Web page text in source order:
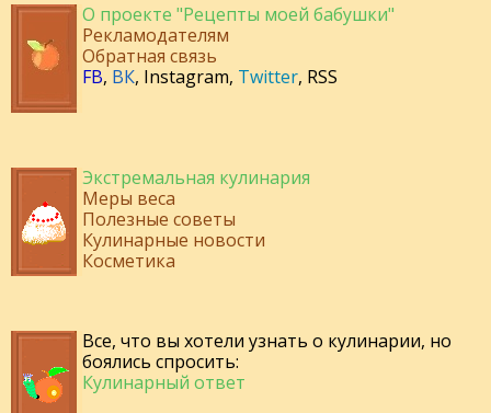
О проекте "Рецепты моей бабушки"
Рекламодателям
Обратная связь
FB, ВК, Instagram, Twitter, RSS
Экстремальная кулинария
Меры веса
Полезные советы
Кулинарные новости
Косметика
Все, что вы хотели узнать о кулинарии, но
боялись спросить:
Кулинарный ответ